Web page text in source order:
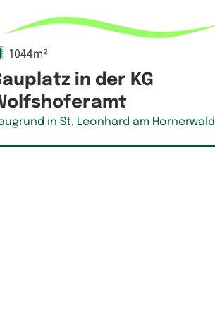
1044m²
in der KG
in St. Leonhard am Hornerwald